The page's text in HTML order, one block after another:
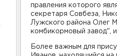
правления которого
секретаря Совбеза,
Лужского района Олег
комбикормовый завод",
Более важным для